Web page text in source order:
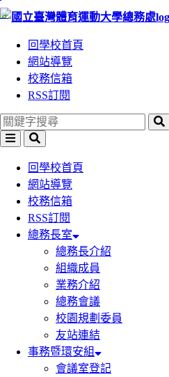
跳
區
塊
跳
區
塊
:::
回學校首頁
網站導覽
校務信箱
RSS訂閱
回學校首頁
網站導覽
校務信箱
RSS訂閱
總務長室
總務長介紹
組織成員
業務介紹
總務會議
校園規劃委員
友站連結
事務暨環安組
會議室登記